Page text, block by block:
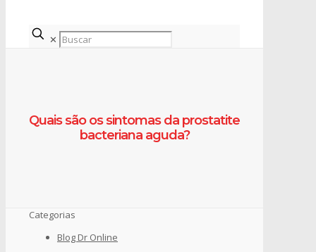
✕
Quais são os sintomas da prostatite
bacteriana aguda?
Categorias
Blog Dr Online